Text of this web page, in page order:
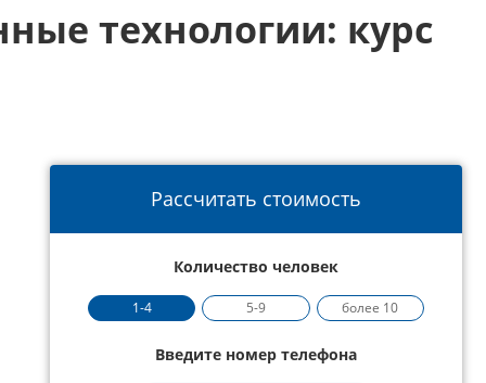
технологии: курс
Рассчитать стоимость
Количество человек
1-4 5-9 более 10
Введите номер телефона